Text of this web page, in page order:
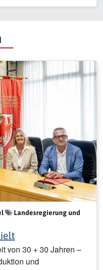
Landesregierung und
von 30 + 30 Jahren –
und